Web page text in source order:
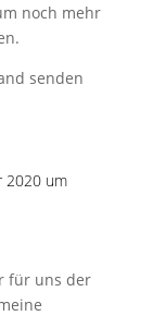
noch mehr
senden
2020 um
für uns der